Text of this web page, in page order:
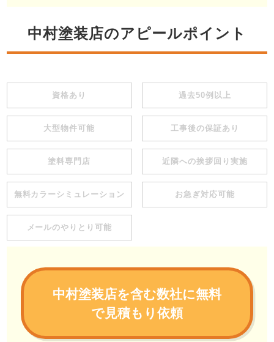
中村塗装店のアピールポイント
資格あり 過去50例以上
大型物件可能 工事後の保証あり
塗料専門店 近隣への挨拶回り実施
無料カラーシミュレーション お急ぎ対応可能
メールのやりとり可能
中村塗装店を含む数社に無料
で見積もり依頼